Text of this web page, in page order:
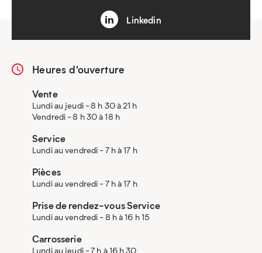
Linkedin
Heures d'ouverture
Vente
Lundi au jeudi - 8 h 30 à 21 h
Vendredi - 8 h 30 à 18 h
Service
Lundi au vendredi - 7 h à 17 h
Pièces
Lundi au vendredi - 7 h à 17 h
Prise de rendez-vous Service
Lundi au vendredi - 8 h à 16 h 15
Carrosserie
Lundi au jeudi - 7 h à 16 h 30